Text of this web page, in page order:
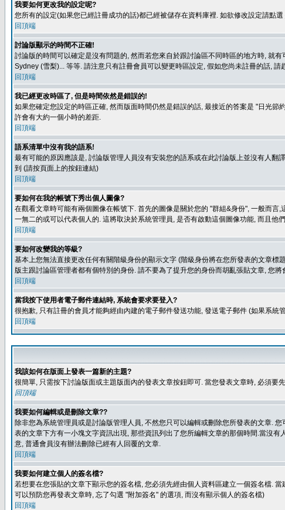
我要如何更改我的設定呢?
您所有的設定(如果您已經註冊成功的話)都已經被儲存在資料庫裡. 如欲修改設定請點選
回頂端
討論版顯示的時間不正確!
討論版的時間可以確定是沒有問題的, 然而若您來自於跟討論區不同時區的地方時, 就
Sydney (雪梨)... 等等. 請注意只有註冊會員可以變更時區設定, 假如您尚未註冊的話,
回頂端
我已經更改時區了, 但是時間依然是錯誤的!
如果您確定您設定的時區正確, 然而版面時間仍然是錯誤的話, 最接近的答案是 "日光
許會有大約一個小時的差距.
回頂端
語系清單中沒有我的語系!
最有可能的原因應該是, 討論版管理人員沒有安裝您的語系或在此討論版上並沒有人
到 (請按頁面上的按鈕連結)
回頂端
要如何在我的帳號下秀出個人圖像?
在觀看文章時可能有兩個圖像在帳號下. 首先的圖像是關於您的 "群組&身份", 一般而
一無二的或可以代表個人的. 這將取決於系統管理員, 是否有啟動這個圖像功能, 而且
回頂端
要如何改變我的等級?
基本上您無法直接更改任何有關階級身份的顯示文字 (階級身份將在您所發表的文章
版主跟討論區管理者都有個特別的身份. 請不要為了提升您的身份而胡亂張貼文章, 您
回頂端
當我按下使用者電子郵件連結時, 系統會要求要登入?
很抱歉, 只有註冊的會員才能夠經由內建的電子郵件發送功能, 發送電子郵件 (如果系
回頂端
我該如何在版面上發表一篇新的主題?
很簡單, 只需按下討論版面或主題版面內的發表文章按鈕即可. 當您發表文章時, 必須要
回頂端
我要如何編輯或是刪除文章??
除非您為系統管理員或是討論版管理人員, 不然您只可以編輯或刪除您所發表的文章.
表的文章下方有一小塊文字資訊出現, 那些資訊列出了您所編輯文章的那個時間.當沒
意, 普通會員沒有辦法刪除已經有人回覆的文章.
回頂端
我要如何建立個人的簽名檔?
若想要在您張貼的文章下顯示您的簽名檔, 您必須先經由個人資料區建立一個簽名檔.
可以預防您再發表文章時, 忘了勾選 "附加簽名" 的選項, 而沒有顯示個人的簽名檔)
回頂端